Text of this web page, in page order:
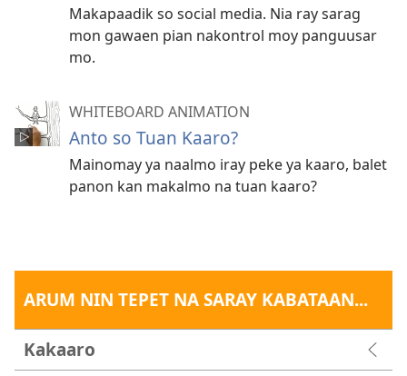
Makapaadik so social media. Nia ray sarag
mon gawaen pian nakontrol moy panguusar
mo.
WHITEBOARD ANIMATION
Anto so Tuan Kaaro?
Mainomay ya naalmo iray peke ya kaaro, balet
panon kan makalmo na tuan kaaro?
ARUM NIN TEPET NA SARAY KABATAAN...
Kakaaro